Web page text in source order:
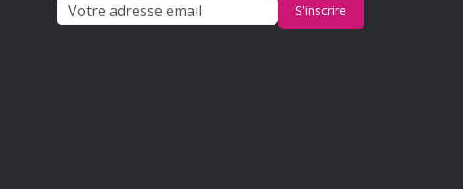
S'inscrire